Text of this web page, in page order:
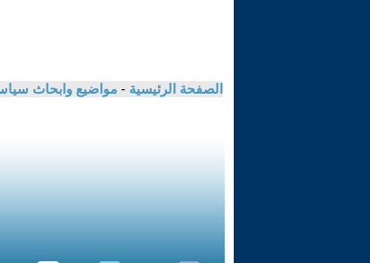
الصفحة الرئيسية - مواضيع وابحاث